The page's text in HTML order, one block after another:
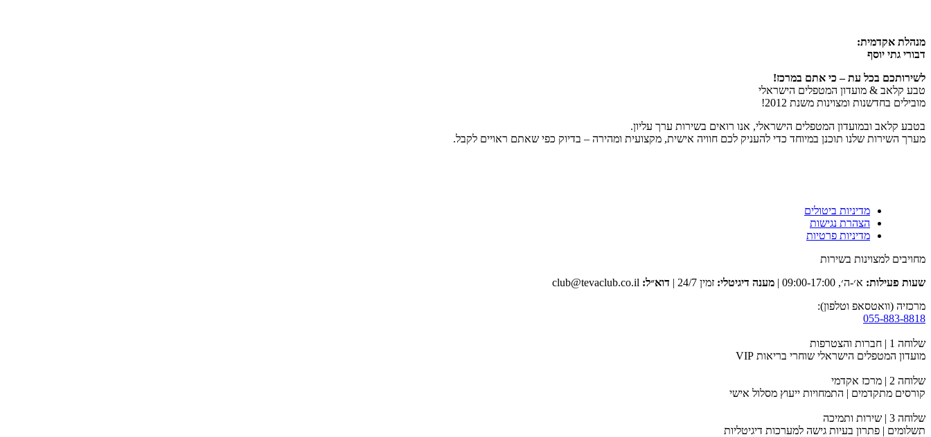
מנהלת אקדמית:
דבורי גתי יוסף
לשירותכם בכל עת – כי אתם במרכז!
טבע קלאב & מועדון המטפלים הישראלי
מובילים בחדשנות ומצוינות משנת 2012!
בטבע קלאב ובמועדון המטפלים הישראלי, אנו רואים בשירות ערך עליון.
מערך השירות שלנו תוכנן במיוחד כדי להעניק לכם חוויה אישית, מקצועית ומהירה – בדיוק כפי שאתם ראויים לקבל.
מדיניות ביטולים
הצהרת נגישות
מדיניות פרטיות
מחויבים למצוינות בשירות
שעות פעילות: א׳-ה׳, 09:00-17:00 | מענה דיגיטלי: זמין 24/7 | דוא״ל:
מרכזיה (וואטסאפ וטלפון):
055-883-8818
שלוחה 1 | חברות והצטרפות
מועדון המטפלים הישראלי שוחרי בריאות VIP
שלוחה 2 | מרכז אקדמי
קורסים מתקדמים | התמחויות ייעוץ מסלול אישי
שלוחה 3 | שירות ותמיכה
תשלומים | פתרון בעיות גישה למערכות דיגיטליות